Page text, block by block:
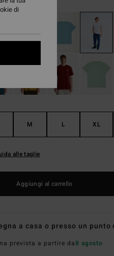
M L XL
alle taglie
Aggiungi al carrello
a casa o presso un
prevista a partire da8 agosto
di